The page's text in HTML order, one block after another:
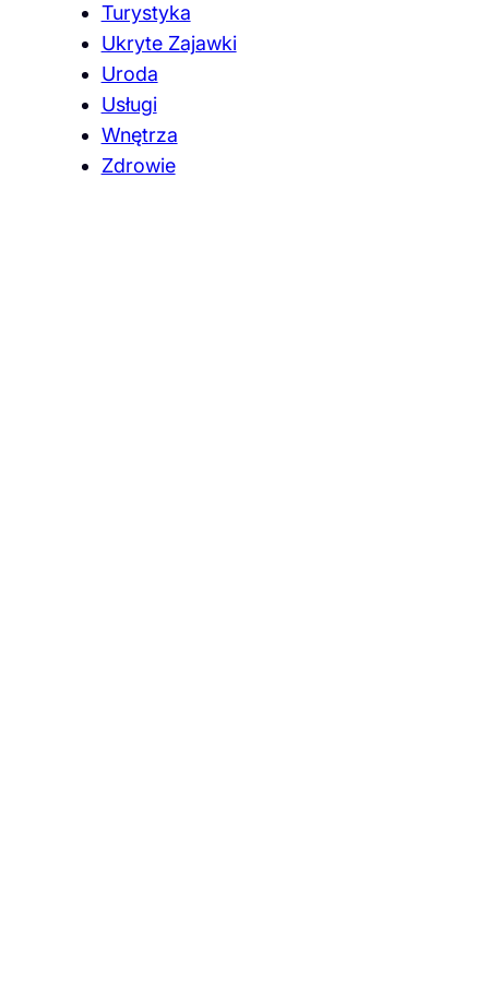
Turystyka
Ukryte Zajawki
Uroda
Usługi
Wnętrza
Zdrowie